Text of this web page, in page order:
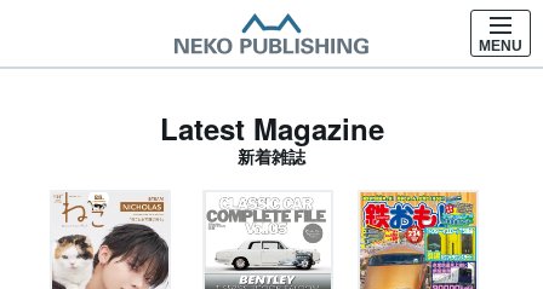
MENU
Latest Magazine
新着雑誌